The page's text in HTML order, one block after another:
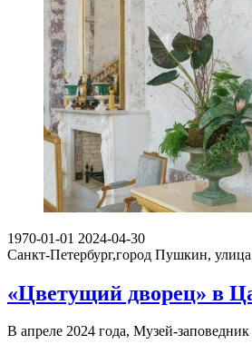
1970-01-01 2024-04-30
Санкт-Петербург,город Пушкин,
«Цветущий дворец» в
В апреле 2024 года, Музей-